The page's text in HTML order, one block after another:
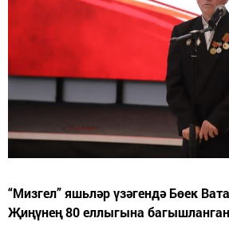
“Мизгел” яшьләр үзәгендә Бөек
Җиңүнең 80 еллыгына